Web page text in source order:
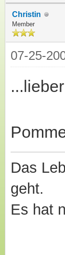
Christin
Member
07-25-
Das
geht.
Es hat